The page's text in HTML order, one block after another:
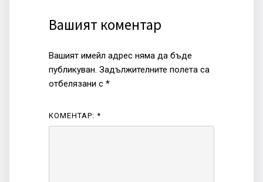
Вашият коментар
Вашият имейл адрес няма да бъде
публикуван. Задължителните полета са
отбелязани с *
КОМЕНТАР: *